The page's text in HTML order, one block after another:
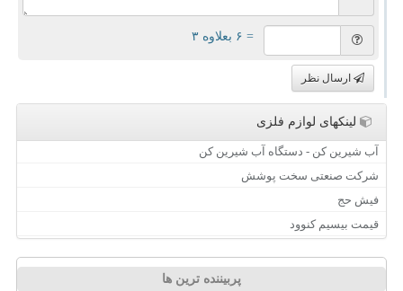
= ۶ بعلاوه ۳
ارسال نظر
لینکهای لوازم فلزی
آب شیرین کن - دستگاه آب شیرین کن
شرکت صنعتی سخت پوشش
فیش حج
قیمت بیسیم کنوود
پربیننده ترین ها